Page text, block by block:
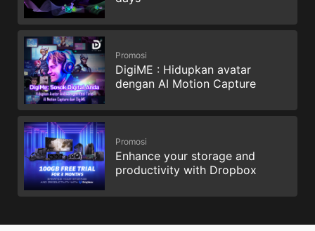
Promosi
DigiME : Hidupkan avatar
dengan AI Motion Capture
Promosi
Enhance your storage and
productivity with Dropbox